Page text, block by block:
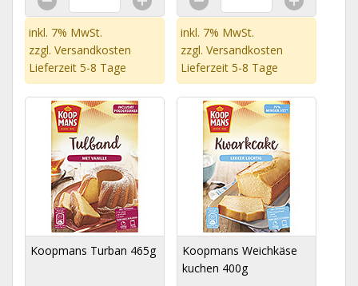
inkl. 7% MwSt.
zzgl. Versandkosten
Lieferzeit 5-8 Tage
inkl. 7% MwSt.
zzgl. Versandkosten
Lieferzeit 5-8 Tage
Koopmans Turban 465g
Koopmans Weichkäse
kuchen 400g